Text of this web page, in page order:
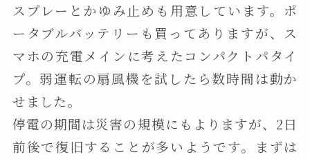
スプレーとかゆみ止めも用意しています。ポ
ータブルバッテリーも買ってありますが、ス
マホの充電メインに考えたコンパクトパタイ
プ。弱運転の扇風機を試したら数時間は動か
せました。
停電の期間は災害の規模にもよりますが、2日
前後で復旧することが多いようです。まずは